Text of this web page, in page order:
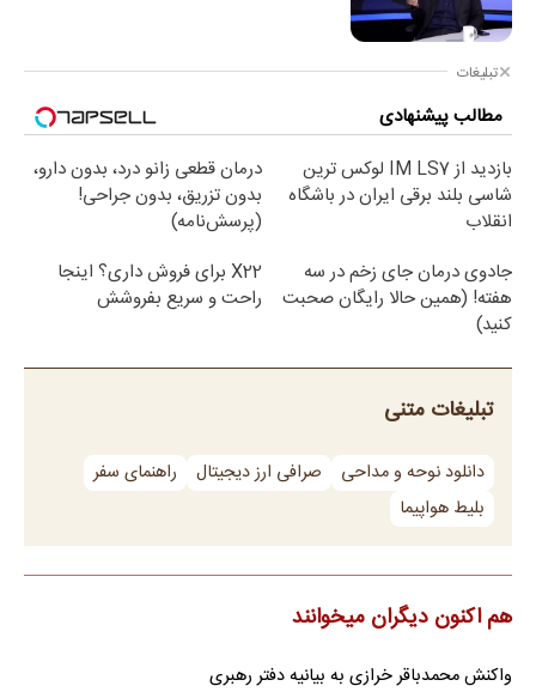
تبلیغات
مطالب پیشنهادی
بازدید از IM LS7 لوکس ترین
شاسی بلند برقی ایران در باشگاه
انقلاب
درمان قطعی زانو درد، بدون دارو،
بدون تزریق، بدون جراحی!
(پرسش‌نامه)
جادوی درمان جای زخم در سه
هفته! (همین حالا رایگان صحبت
کنید)
X22 برای فروش داری؟ اینجا
راحت و سریع بفروشش
تبلیغات متنی
دانلود نوحه و مداحی صرافی ارز دیجیتال
راهنمای سفر
بلیط هواپیما
هم اکنون دیگران میخوانند
واکنش محمدباقر خرازی به بیانیه دفتر رهبری